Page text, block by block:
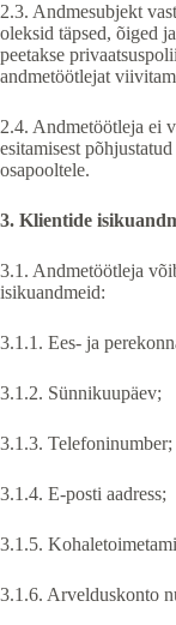
2.3. Andmesubjekt
oleksid täpsed, õiged
peetakse
andmetöötlejat
2.4. Andmetöötleja ei
esitamisest
osapooltele.
3. Klientide
3.1. Andmetöötleja
isikuandmeid:
3.1.1. Ees- ja
3.1.2. Sünnikuupäev;
3.1.3. Telefoninumber;
3.1.4. E-posti aadress;
3.1.5.
3.1.6. Arvelduskonto